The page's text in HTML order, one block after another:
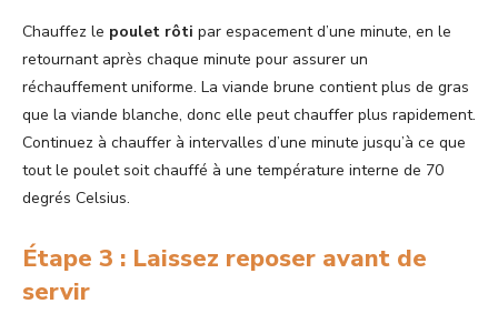
Chauffez le poulet rôti par espacement d’une minute, en le
retournant après chaque minute pour assurer un
réchauffement uniforme. La viande brune contient plus de gras
que la viande blanche, donc elle peut chauffer plus rapidement.
Continuez à chauffer à intervalles d’une minute jusqu’à ce que
tout le poulet soit chauffé à une température interne de 70
degrés Celsius.
Étape 3 : Laissez reposer avant de
servir